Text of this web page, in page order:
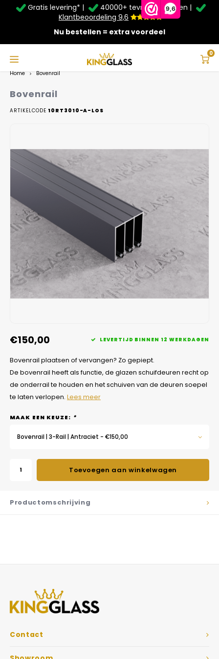
9,6
Service & Contact
Montage
Betaalmethoden
Garantie
Veelgestelde vragen
Taal
Nederlands
Gratis levering* |
40000+ tevreden klanten |
Klantbeoordeling 9,6
Nu bestellen = extra voordeel
0
Zomer Deals: Tot 20% kortingop schuifwanden en
veranda's +€20extra kassa korting*
Home Bovenrail
Bovenrail
ARTIKELCODE 10RT3010-A-LOS
€150,00 LEVERTIJD BINNEN 12 WERKDAGEN
Bovenrail plaatsen of vervangen? Zo gepiept.
De bovenrail heeft als functie, de glazen schuifdeuren recht op
de onderrail te houden en het schuiven van de deuren soepel
te laten verlopen. Lees meer
MAAK EEN KEUZE: *
Bovenrail | 3-Rail | Antraciet - €150,00
Toevoegen aan winkelwagen
Productomschrijving
Contact